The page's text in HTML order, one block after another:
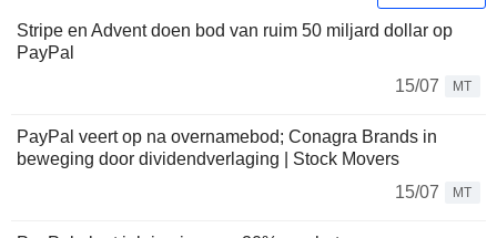
Stripe en Advent doen bod van ruim 50 miljard dollar op
PayPal
15/07
MT
PayPal veert op na overnamebod; Conagra Brands in
beweging door dividendverlaging | Stock Movers
15/07
MT